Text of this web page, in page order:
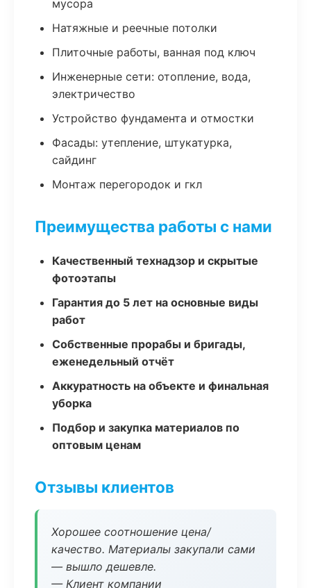
мусора
Натяжные и реечные потолки
Плиточные работы, ванная под ключ
Инженерные сети: отопление, вода,
электричество
Устройство фундамента и отмостки
Фасады: утепление, штукатурка,
сайдинг
Монтаж перегородок и гкл
Преимущества работы с нами
Качественный технадзор и скрытые
фотоэтапы
Гарантия до 5 лет на основные виды
работ
Собственные прорабы и бригады,
еженедельный отчёт
Аккуратность на объекте и финальная
уборка
Подбор и закупка материалов по
оптовым ценам
Отзывы клиентов
Хорошее соотношение цена/
качество. Материалы закупали сами
— вышло дешевле.
— Клиент компании